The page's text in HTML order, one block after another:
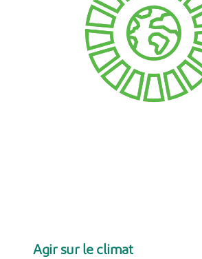
Agir sur le climat